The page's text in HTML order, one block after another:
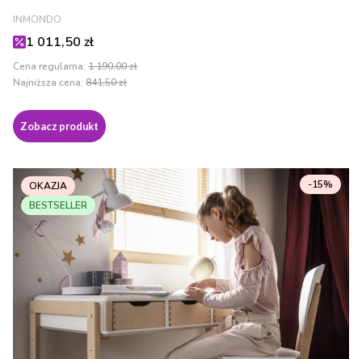
PRODUCENT
INMONDO
Cena promocyjna
1 011,50 zł
Cena regularna: 1 190,00 zł
Najniższa cena: 841,50 zł
Zobacz produkt
OKAZJA
BESTSELLER
-15%